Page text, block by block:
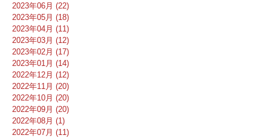
2023年06月 (22)
2023年05月 (18)
2023年04月 (11)
2023年03月 (12)
2023年02月 (17)
2023年01月 (14)
2022年12月 (12)
2022年11月 (20)
2022年10月 (20)
2022年09月 (20)
2022年08月 (1)
2022年07月 (11)